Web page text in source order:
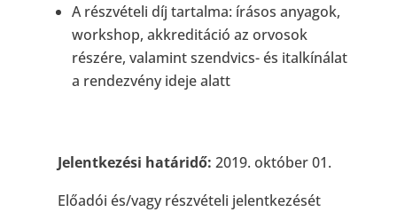
A részvételi díj tartalma: írásos anyagok,
workshop, akkreditáció az orvosok
részére, valamint szendvics- és italkínálat
a rendezvény ideje alatt
Jelentkezési határidő: 2019. október 01.
Előadói és/vagy részvételi jelentkezését